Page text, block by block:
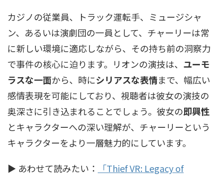
カジノの従業員、トラック運転手、ミュージシャ
ン、あるいは演劇団の一員として、チャーリーは常
に新しい環境に適応しながら、その持ち前の洞察力
で事件の核心に迫ります。リオンの演技は、 ユーモ
ラスな一面から、時にシリアスな表情まで、幅広い
感情表現を可能にしており、視聴者は彼女の演技の
奥深さに引き込まれることでしょう。彼女の即興性
とキャラクターへの深い理解が、チャーリーという
キャラクターをより一層魅力的にしています。
▶ あわせて読みたい：
「Thief VR: Legacy of